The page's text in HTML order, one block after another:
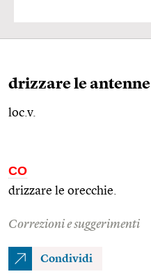
drizzare le antenne
loc.v.
CO
drizzare le orecchie.
Correzioni e suggerimenti
Condividi